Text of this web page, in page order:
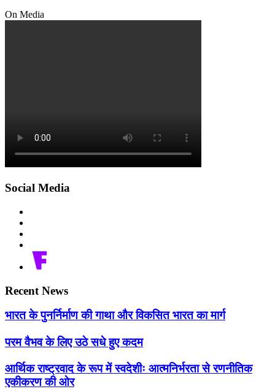
On Media
Social Media
Recent News
भारत के पुनर्निर्माण की गाथा और विकसित भारत का मार्ग
परम वैभव के लिए उठे सधे हुए कदम
आर्थिक राष्ट्रवाद के रूप में स्वदेशीः आत्मनिर्भरता से रणनीतिक
एकीकरण की ओर